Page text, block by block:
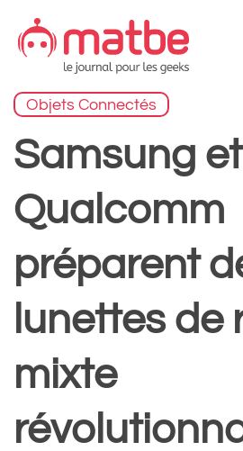
contenu
Objets Connectés
Samsung et
Qualcomm
préparent
lunettes de
mixte